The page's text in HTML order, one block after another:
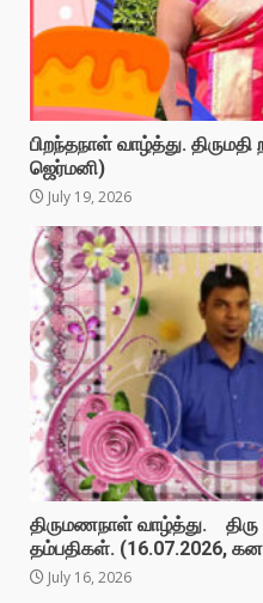
பிறந்தநாள் வாழ்த்து.
ஜெர்மனி)
July 19, 2026
திருமணநாள் வாழ்த்து.
தம்பதிகள். (16.07.2026,
July 16, 2026